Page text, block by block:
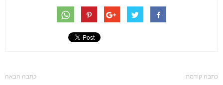
כתבה קודמת כתבה הבאה